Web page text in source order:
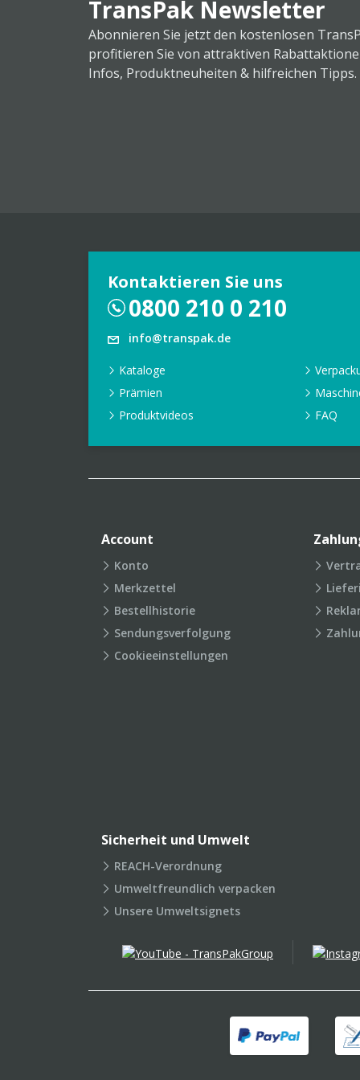
TransPak Newsletter
Abonnieren Sie jetzt den kostenlosen
profitieren Sie von attraktiven
Infos, Produktneuheiten & hilfreichen Tipps.
Kontaktieren Sie uns
0800 210 0 210
info@transpak.de
Kataloge
Prämien
Produktvideos
FAQ
Account
Konto
Merkzettel
Bestellhistorie
Sendungsverfolgung
Cookieeinstellungen
Sicherheit und Umwelt
REACH-Verordnung
Umweltfreundlich verpacken
Unsere Umweltsignets